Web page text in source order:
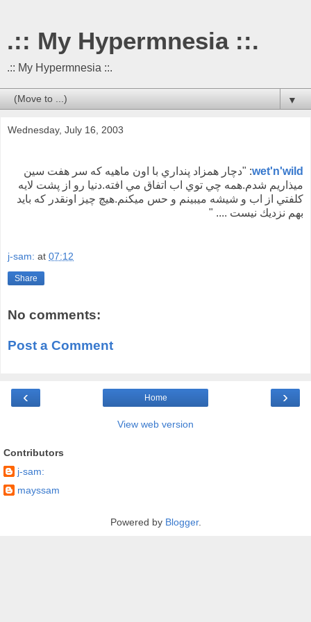
.:: My Hypermnesia ::.
.:: My Hypermnesia ::.
▼
Wednesday, July 16, 2003
wet'n'wild: "دچار همزاد پنداري با اون ماهيه كه سر هفت سين
ميذاريم شدم.همه چي توي اب اتفاق مي افته.دنيا رو از پشت لايه
كلفتي از اب و شيشه ميبينم و حس ميكنم.هيچ چيز اونقدر كه بايد
بهم نزديك نيست .... "
j-sam: at 07:12
Share
No comments:
Post a Comment
‹ ›
Home
View web version
Contributors
j-sam:
mayssam
Powered by Blogger.